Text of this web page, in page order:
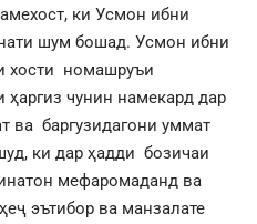
ки Усмон ибни
шум бошад. Усмон ибни
хости номашруъи
чунин намекард дар
ва баргузидагони уммат
ки дар ҳадди бозичаи
мефаромаданд ва
эътибор ва манзалате